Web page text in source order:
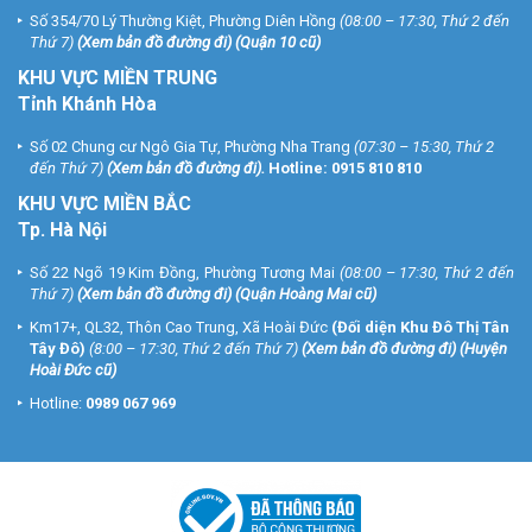
* Khách hàng cần lưu ý sản phẩm khi lắp đặt
hệ thống camera
Hiện nay trên thị trường có rất nhiều gói camera trọn bộ giá rẻ
Khách hàng không nên mua những sản phẩm đó vì không kiểm tra
được chất lượng sản phẩm mình mua.
Quý khách hàng có nhu cầu
vui lòng liên hệ ngay với chúng tôi qua Tổng đài miễn phí 1900 9259
để được tư vấn và báo giá tốt nhất.
Hệ thống chi nhánh trên toàn quốc:
VUHOANGTELECOM chi nhánh 1
VUHOANGTELECOM chi nhánh 2
Số 49 Lãnh Binh Thăng, Phường 12, Quận 11, Tp.HCM
Số 354/70 Lý Thường Kiệt, Phường Diên Hồng (08:00 – 17:30, Thứ 2 đến
Thứ 7) (Xem bản đồ đường đi) (Quận 10 cũ)
KHU VỰC MIỀN TRUNG
Tỉnh Khánh Hòa
Số 02 Chung cư Ngô Gia Tự, Phường Nha Trang (07:30 – 15:30, Thứ 2
đến Thứ 7) (Xem bản đồ đường đi). Hotline: 0915 810 810
KHU VỰC MIỀN BẮC
Tp. Hà Nội
Số 22 Ngõ 19 Kim Đồng, Phường Tương Mai (08:00 – 17:30, Thứ 2 đến
Thứ 7) (Xem bản đồ đường đi) (Quận Hoàng Mai cũ)
Km17+, QL32, Thôn Cao Trung, Xã Hoài Đức (Đối diện Khu Đô Thị Tân
Tây Đô) (8:00 – 17:30, Thứ 2 đến Thứ 7) (Xem bản đồ đường đi) (Huyện
Hoài Đức cũ)
Hotline: 0989 067 969